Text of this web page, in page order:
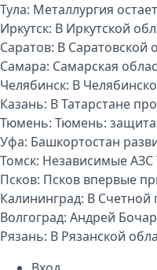
Тула: Металлургия
Иркутск: В Иркутской
Саратов: В Саратовской
Самара: Самарская
Челябинск: В
Казань: В Татарстане
Тюмень: Тюмень: защита
Уфа: Башкортостан
Томск: Независимые АЗС
Псков: Псков впервые
Калининград: В Счетной
Волгоград: Андрей
Рязань: В Рязанской